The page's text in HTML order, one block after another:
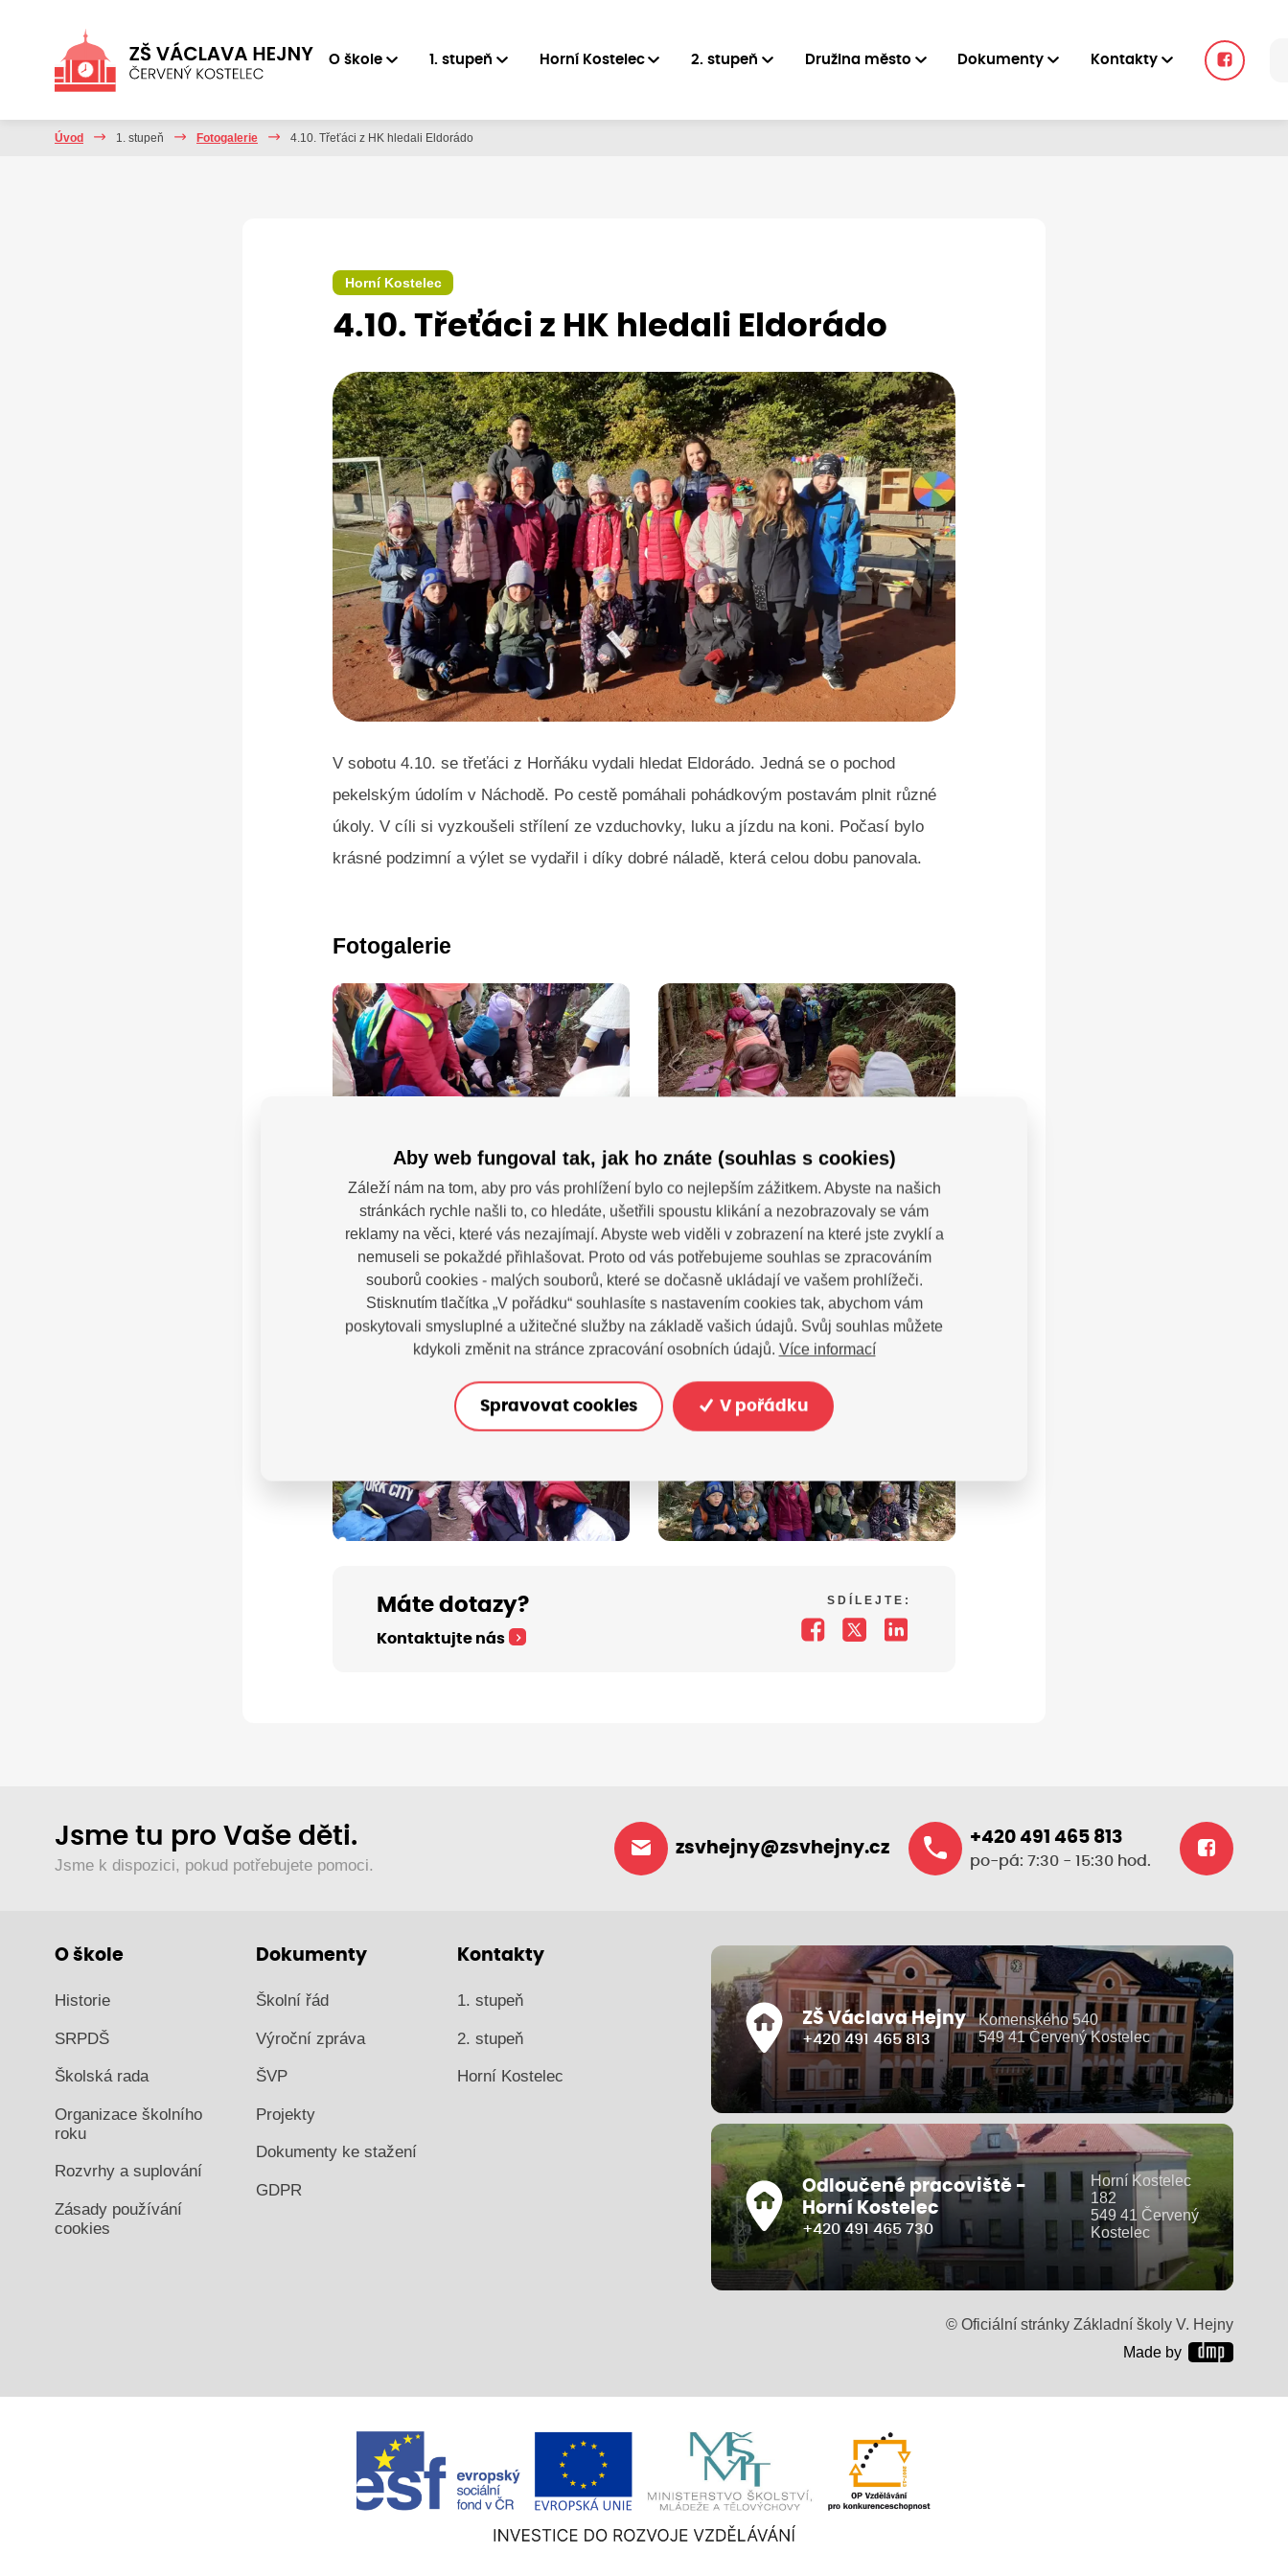
O škole 1. stupeň Horní Kostelec 2. stupeň Družina město Dokumenty Kontakty
Úvod 1. stupeň Fotogalerie 4.10. Třeťáci z HK hledali Eldorádo
Horní Kostelec
4.10. Třeťáci z HK hledali Eldorádo
V sobotu 4.10. se třeťáci z Horňáku vydali hledat Eldorádo. Jedná se o pochod
pekelským údolím v Náchodě. Po cestě pomáhali pohádkovým postavám plnit různé
úkoly. V cíli si vyzkoušeli střílení ze vzduchovky, luku a jízdu na koni. Počasí bylo
krásné podzimní a výlet se vydařil i díky dobré náladě, která celou dobu panovala.
Fotogalerie
Máte dotazy?
Kontaktujte nás
SDÍLEJTE:
Jsme tu pro Vaše děti.
Jsme k dispozici, pokud potřebujete pomoci.
zsvhejny@zsvhejny.cz
+420 491 465 813
po-pá: 7:30 - 15:30 hod.
O škole
Historie
SRPDŠ
Školská rada
Organizace školního
roku
Rozvrhy a suplování
Zásady používání
cookies
Dokumenty
Školní řád
Výroční zpráva
ŠVP
Projekty
Dokumenty ke stažení
GDPR
Kontakty
1. stupeň
2. stupeň
Horní Kostelec
ZŠ Václava Hejny
+420 491 465 813
Komenského 540
549 41 Červený Kostelec
Odloučené pracoviště -
Horní Kostelec
+420 491 465 730
Horní Kostelec
182
549 41 Červený
Kostelec
© Oficiální stránky Základní školy V. Hejny
Made by
Aby web fungoval tak, jak ho znáte (souhlas s cookies)
Záleží nám na tom, aby pro vás prohlížení bylo co nejlepším zážitkem. Abyste na našich
stránkách rychle našli to, co hledáte, ušetřili spoustu klikání a nezobrazovaly se vám
reklamy na věci, které vás nezajímají. Abyste web viděli v zobrazení na které jste zvyklí a
nemuseli se pokaždé přihlašovat. Proto od vás potřebujeme souhlas se zpracováním
souborů cookies - malých souborů, které se dočasně ukládají ve vašem prohlížeči.
Stisknutím tlačítka „V pořádku“ souhlasíte s nastavením cookies tak, abychom vám
poskytovali smysluplné a užitečné služby na základě vašich údajů. Svůj souhlas můžete
kdykoli změnit na stránce zpracování osobních údajů. Více informací
Spravovat cookies V pořádku